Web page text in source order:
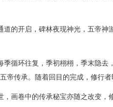
道的开启，碑林夜现神光，五帝
季循环往复，季初栩栩，季末隐
帝传承。随着回目的完成，修行者
，画卷中的传承秘宝亦随之改变，